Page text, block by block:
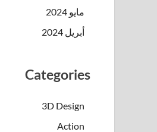
مايو 2024
أبريل 2024
Categories
3D Design
Action